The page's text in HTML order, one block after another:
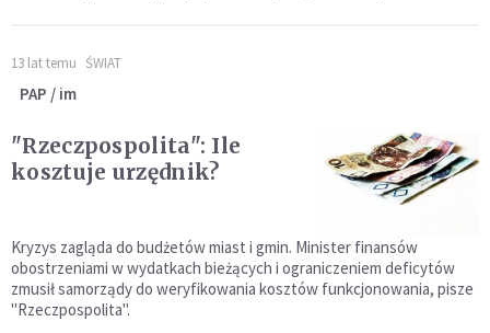
13 lat temu ŚWIAT
PAP / im
"Rzeczpospolita": Ile
kosztuje urzędnik?
Kryzys zagląda do budżetów miast i gmin. Minister finansów
obostrzeniami w wydatkach bieżących i ograniczeniem deficytów
zmusił samorządy do weryfikowania kosztów funkcjonowania, pisze
"Rzeczpospolita".